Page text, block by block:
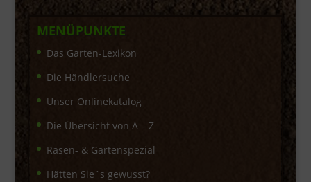
MENÜPUNKTE
Das Garten-Lexikon
Die Händlersuche
Unser Onlinekatalog
Die Übersicht von A – Z
Rasen- & Gartenspezial
Hätten Sie´s gewusst?